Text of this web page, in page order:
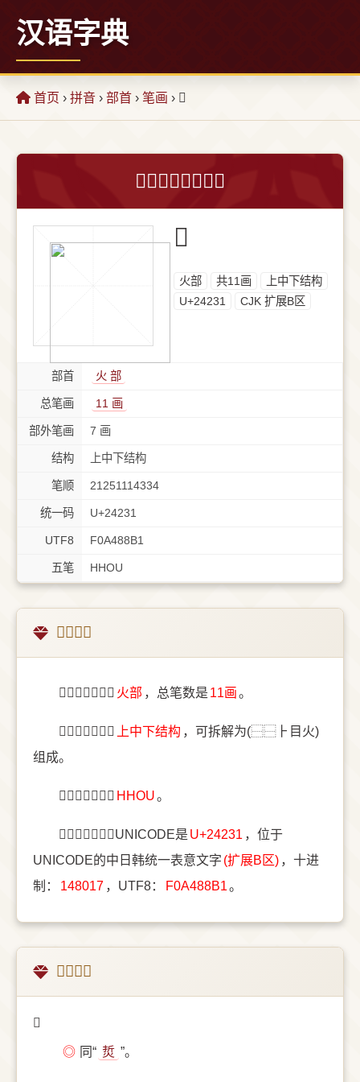
汉语字典
首页 › 拼音 › 部首 › 笔画 › 𤈱
𤈱字的意思和解释
𤈱
⽕部 共11画
上中下结构
U+24231
CJK 扩展B区
部首 ⽕ 部
总笔画 11 画
部外笔画 7 画
结构 上中下结构
笔顺 21251114334
统一码 U+24231
UTF8 F0A488B1
五笔 HHOU
𤈱字概述
〔𤈱〕字部首是 ⽕部 ，总笔数是 11画。
〔𤈱〕字结构是 上中下结构 ，可拆解为(⿱⿱⺊目火)
组成。
〔𤈱〕字五笔是 HHOU。
〔𤈱〕字统一码UNICODE是 U+24231 ，位于
UNICODE的中日韩统一表意文字 (扩展B区) ，十进
制：
148017 ，UTF8： F0A488B1。
𤈱的意思
𤈱
◎ 同“ 烲 ”。